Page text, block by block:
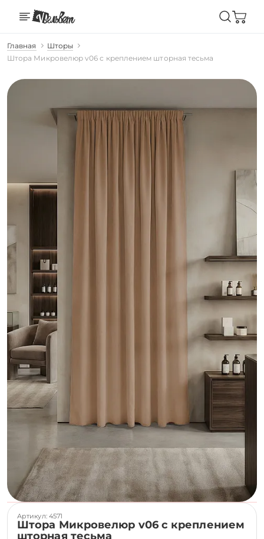
Главная
Шторы
Штора Микровелюр v06 с креплением шторная тесьма
Артикул: 4571
Штора Микровелюр v06 с креплением
шторная тесьма